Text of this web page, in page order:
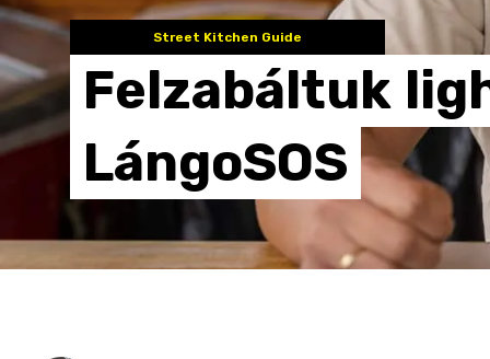
Street Kitchen Guide
Felzabáltuk
LángoSOS